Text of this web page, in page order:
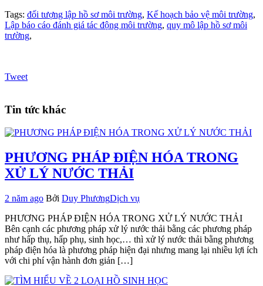
Tags: đối tượng lập hồ sơ môi trường, Kế hoạch bảo vệ môi trường,
Lập báo cáo đánh giá tác động môi trường, quy mô lập hồ sơ môi
trường,
Tweet
Tin tức khác
PHƯƠNG PHÁP ĐIỆN HÓA TRONG
XỬ LÝ NƯỚC THẢI
2 năm ago Bởi Duy PhươngDịch vụ
PHƯƠNG PHÁP ĐIỆN HÓA TRONG XỬ LÝ NƯỚC THẢI
Bên cạnh các phương pháp xử lý nước thải bằng các phương pháp
như hấp thụ, hấp phụ, sinh học,… thì xử lý nước thải bằng phương
pháp điện hóa là phương pháp hiện đại nhưng mang lại nhiều lợi ích
với chi phí vận hành đơn giản […]